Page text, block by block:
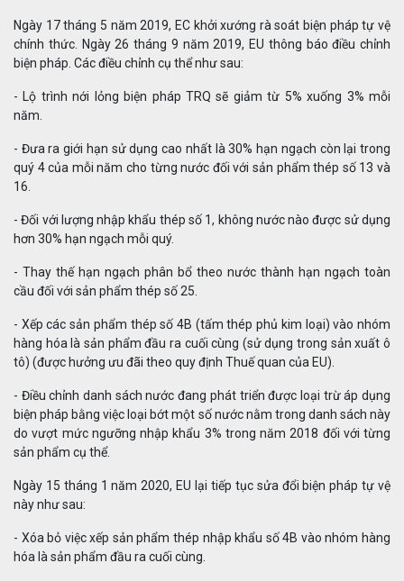
Ngày 17 tháng 5 năm 2019, EC khởi xướng rà soát biện pháp tự vệ
chính thức. Ngày 26 tháng 9 năm 2019, EU thông báo điều chỉnh
biện pháp. Các điều chỉnh cụ thể như sau:
- Lộ trình nới lỏng biện pháp TRQ sẽ giảm từ 5% xuống 3% mỗi
năm.
- Đưa ra giới hạn sử dụng cao nhất là 30% hạn ngạch còn lại trong
quý 4 của mỗi năm cho từng nước đối với sản phẩm thép số 13 và
16.
- Đối với lượng nhập khẩu thép số 1, không nước nào được sử dụng
hơn 30% hạn ngạch mỗi quý.
- Thay thế hạn ngạch phân bổ theo nước thành hạn ngạch toàn
cầu đối với sản phẩm thép số 25.
- Xếp các sản phẩm thép số 4B (tấm thép phủ kim loại) vào nhóm
hàng hóa là sản phẩm đầu ra cuối cùng (sử dụng trong sản xuất ô
tô) (được hưởng ưu đãi theo quy định Thuế quan của EU).
- Điều chỉnh danh sách nước đang phát triển được loại trừ áp dụng
biện pháp bằng việc loại bớt một số nước nằm trong danh sách này
do vượt mức ngưỡng nhập khẩu 3% trong năm 2018 đối với từng
sản phẩm cụ thể.
Ngày 15 tháng 1 năm 2020, EU lại tiếp tục sửa đổi biện pháp tự vệ
này như sau:
- Xóa bỏ việc xếp sản phẩm thép nhập khẩu số 4B vào nhóm hàng
hóa là sản phẩm đầu ra cuối cùng.